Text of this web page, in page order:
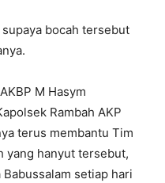
supaya bocah tersebut
M Hasym
Rambah AKP
terus membantu Tim
yang hanyut tersebut,
setiap hari